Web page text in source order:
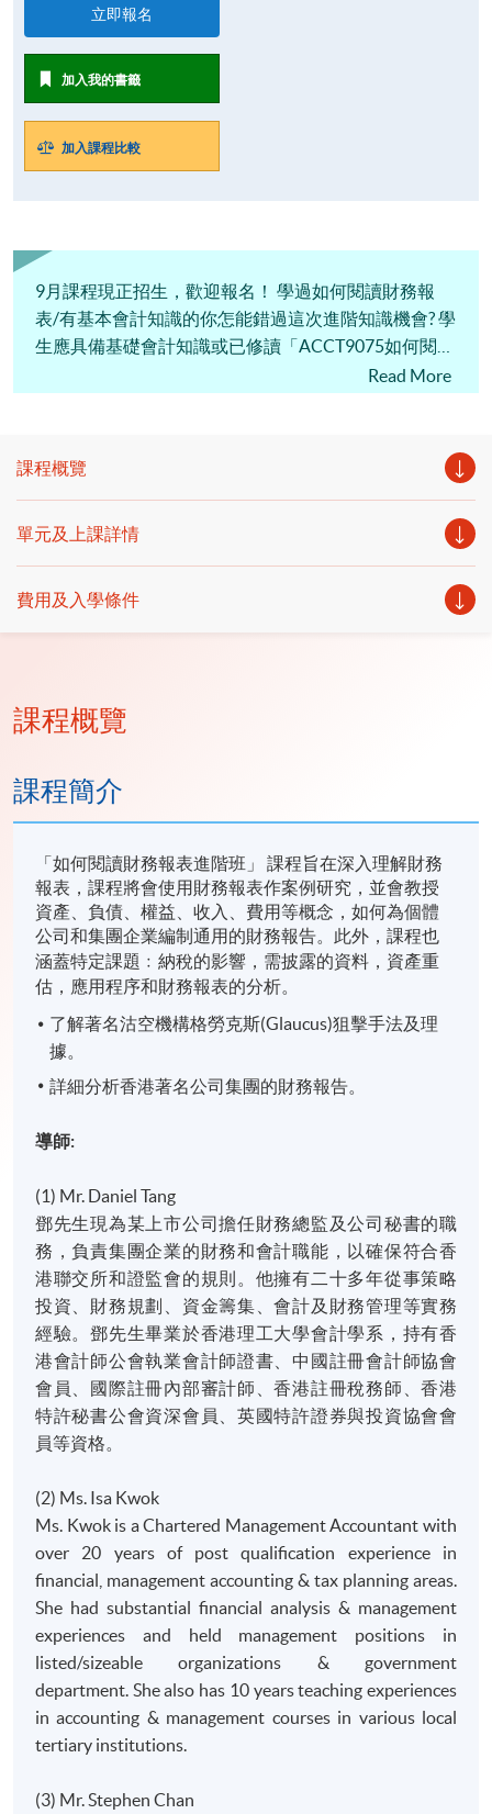
立即報名
加入我的書籤
加入課程比較
9月課程現正招生，歡迎報名！ 學過如何閱讀財務報
表/有基本會計知識的你怎能錯過這次進階知識機會? 學
生應具備基礎會計知識或已修讀「ACCT9075如何閱讀
Read More
課程概覽
單元及上課詳情
費用及入學條件
課程概覽
課程簡介
「如何閱讀財務報表進階班」 課程旨在深入理解財務
報表，課程將會使用財務報表作案例研究，並會教授
資產、負債、權益、收入、費用等概念，如何為個體
公司和集團企業編制通用的財務報告。 此外，課程也
涵蓋特定課題﹕納稅的影響，需披露的資料，資產重
估，應用程序和財務報表的分析。
了解著名沽空機構格勞克斯(Glaucus)狙擊手法及理
據。
詳細分析香港著名公司集團的財務報告。
導師:
(1) Mr. Daniel Tang
鄧先生現為某上市公司擔任財務總監及公司秘書的職
務，負責集團企業的財務和會計職能，以確保符合香
港聯交所和證監會的規則。他擁有二十多年從事策略
投資、財務規劃、資金籌集、會計及財務管理等實務
經驗。鄧先生畢業於香港理工大學會計學系，持有香
港會計師公會執業會計師證書、中國註冊會計師協會
會員、國際註冊內部審計師、香港註冊稅務師、香港
特許秘書公會資深會員、英國特許證券與投資協會會
員等資格。
(2) Ms. Isa Kwok
Ms. Kwok is a Chartered Management Accountant with
over 20 years of post qualification experience in
financial, management accounting & tax planning areas.
She had substantial financial analysis & management
experiences and held management positions in
listed/sizeable organizations & government
department. She also has 10 years teaching experiences
in accounting & management courses in various local
tertiary institutions.
(3) Mr. Stephen Chan